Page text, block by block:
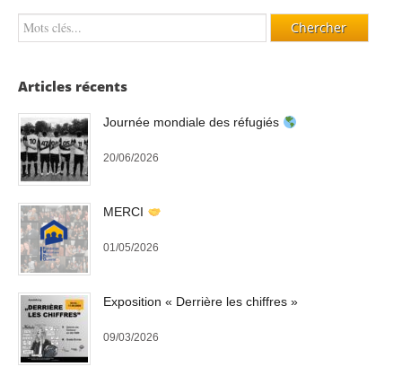
Articles récents
Journée mondiale des réfugiés
20/06/2026
MERCI
01/05/2026
Exposition « Derrière les chiffres »
09/03/2026